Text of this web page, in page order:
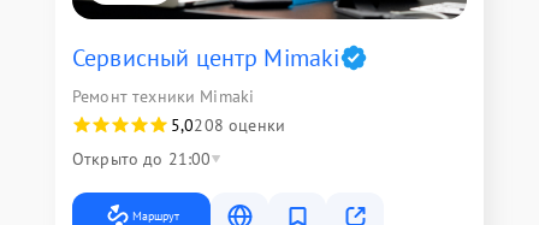
Сервисный центр Mimaki
Ремонт техники Mimaki
5,0208 оценки
Открыто до 21:00
Маршрут